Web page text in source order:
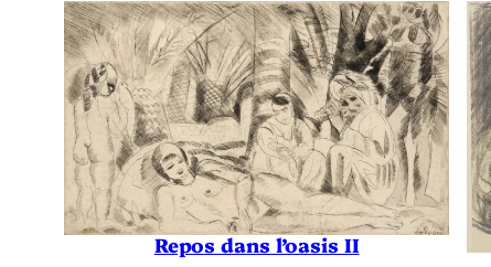
Repos dans l’oasis II